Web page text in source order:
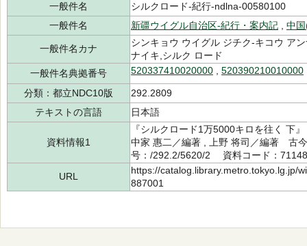
一般件名
シルクロード-紀行-ndlna-00580100
一般件名
新疆ウイグル自治区-紀行・案内記 中
一般件名カナ
シンキョウ ウイグル ジチク-キコウ ア
ナイキ,シルク ロード
一般件名典拠番号
520337410020000 520390210010000
分類：都立NDC10版
292.2809
テキストの言語
日本語
資料情報1
『シルクロード1万5000キロを往く 下
中家 惠二／編著 , 上野 将司／編著
号：/292.2/5620/2 資料コード：
URL
https://catalog.library.metro.tokyo.lg.jp/
887001